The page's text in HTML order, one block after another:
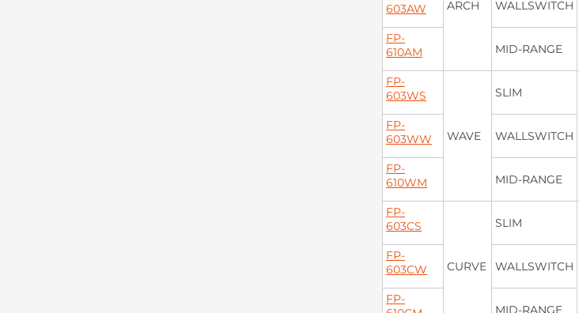
ARCH
603AW
WALLSWITCH
FP-
610AM
MID-RANGE
FP-
603WS
WAVE
SLIM
FP-
603WW
WALLSWITCH
FP-
610WM
MID-RANGE
FP-
603CS
CURVE
SLIM
FP-
603CW
WALLSWITCH
FP-
MID-RANGE